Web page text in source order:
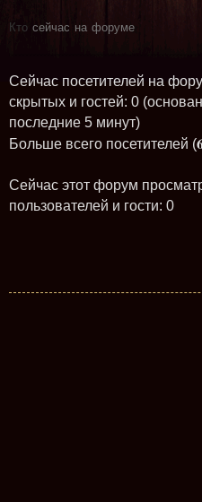
Кто сейчас на форуме
Сейчас посетителей на
скрытых и гостей: 0
последние 5 минут)
Больше всего посетителей (
Сейчас этот форум
пользователей и гости: 0